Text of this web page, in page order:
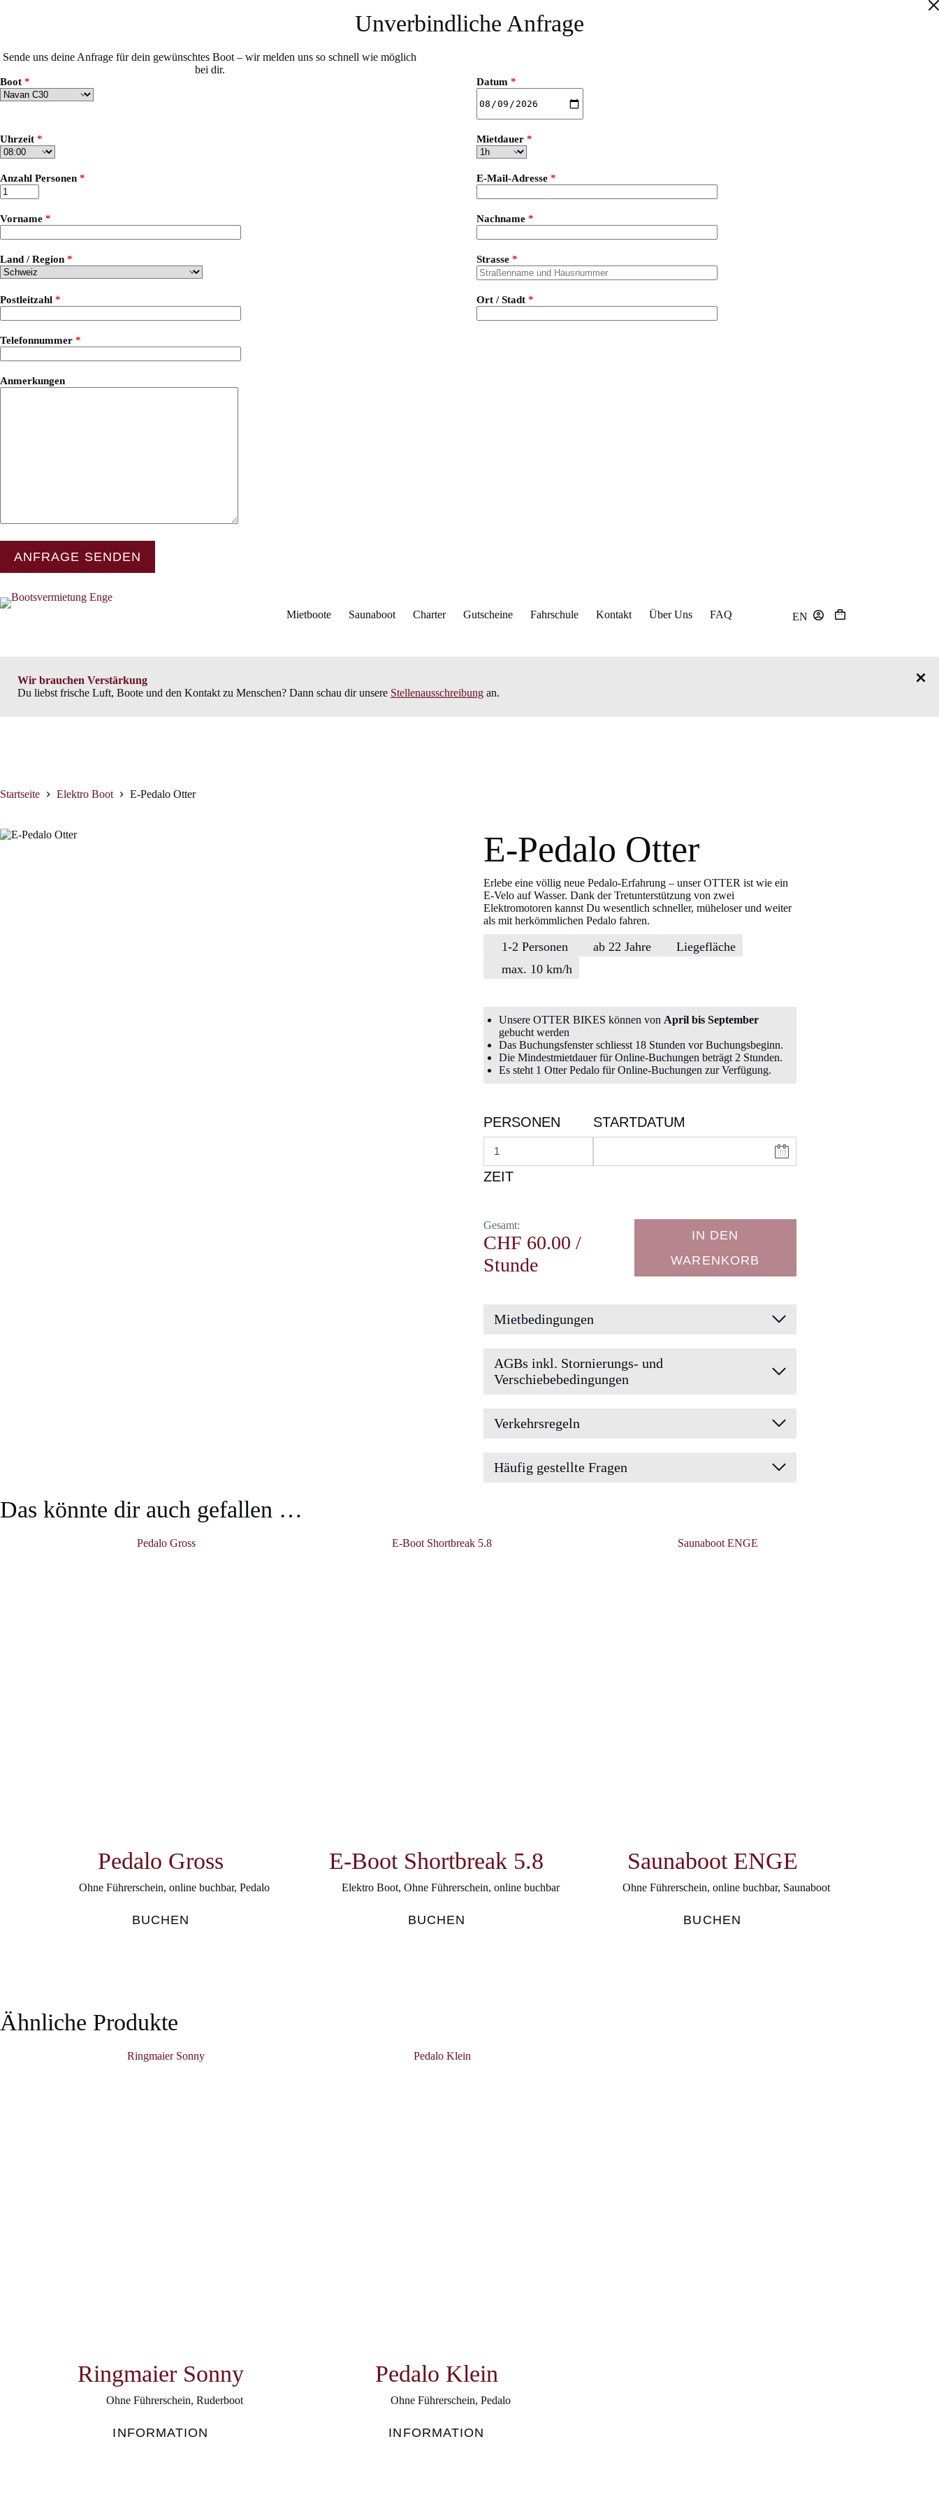
Unverbindliche Anfrage
Sende uns deine Anfrage für dein gewünschtes Boot – wir melden uns so schnell wie möglich
bei dir.
Boot * Datum *
Uhrzeit * Mietdauer *
Anzahl Personen * E-Mail-Adresse *
Vorname * Nachname *
Land / Region * Strasse *
Postleitzahl * Ort / Stadt *
Telefonnummer *
Anmerkungen
Mietboote Saunaboot Charter Gutscheine Fahrschule Kontakt Über Uns FAQ EN Warenkorb
Wir brauchen Verstärkung
Du liebst frische Luft, Boote und den Kontakt zu Menschen? Dann schau dir unsere Stellenausschreibung an.
Startseite Elektro Boot E-Pedalo Otter
E-Pedalo Otter
Erlebe eine völlig neue Pedalo-Erfahrung – unser OTTER ist wie ein
E-Velo auf Wasser. Dank der Tretunterstützung von zwei
Elektromotoren kannst Du wesentlich schneller, müheloser und weiter
als mit herkömmlichen Pedalo fahren.
1-2 Personen ab 22 Jahre
Liegefläche
max. 10 km/h
Unsere OTTER BIKES können von April bis September
gebucht werden
Das Buchungsfenster schliesst 18 Stunden vor Buchungsbeginn.
Die Mindestmietdauer für Online-Buchungen beträgt 2 Stunden.
Es steht 1 Otter Pedalo für Online-Buchungen zur Verfügung.
PERSONEN STARTDATUM
ZEIT
Gesamt:
CHF 60.00 /
Stunde
IN DEN
WARENKORB
Mietbedingungen
AGBs inkl. Stornierungs- und
Verschiebebedingungen
Verkehrsregeln
Häufig gestellte Fragen
Das könnte dir auch gefallen …
Pedalo Gross
Ohne Führerschein,online buchbar,Pedalo
BUCHEN
E-Boot Shortbreak 5.8
Elektro Boot, Ohne Führerschein, online buchbar
BUCHEN
Saunaboot ENGE
Ohne Führerschein,online buchbar, Saunaboot
BUCHEN
Ähnliche Produkte
Ringmaier Sonny
Ohne Führerschein, Ruderboot
INFORMATION
Pedalo Klein
Ohne Führerschein, Pedalo
INFORMATION